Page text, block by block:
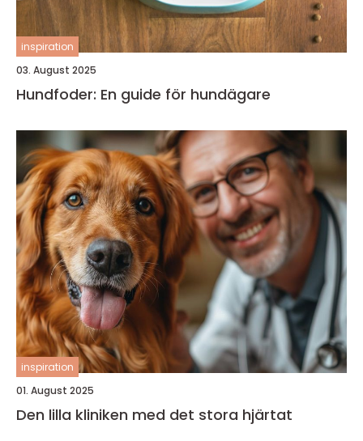
inspiration
03. August 2025
Hundfoder: En guide för hundägare
inspiration
01. August 2025
Den lilla kliniken med det stora hjärtat